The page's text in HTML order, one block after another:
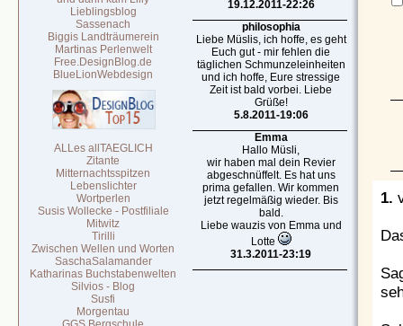
Lieblingsblog
Sassenach
Biggis Landträumerein
Martinas Perlenwelt
Free.DesignBlog.de
BlueLionWebdesign
ALLes allTAEGLICH
Zitante
Mitternachtsspitzen
Lebenslichter
Wortperlen
Susis Wollecke - Postfiliale
Mitwitz
Tirilli
Zwischen Wellen und Worten
SaschaSalamander
Katharinas Buchstabenwelten
Silvios - Blog
Susfi
Morgentau
19.12.2011-22:26
philosophia
Liebe Müslis, ich hoffe, es geht
Euch gut - mir fehlen die
täglichen Schmunzeleinheiten
und ich hoffe, Eure stressige
Zeit ist bald vorbei. Liebe
Grüße!
5.8.2011-19:06
Emma
Hallo Müsli,
wir haben mal dein Revier
abgeschnüffelt. Es hat uns
prima gefallen. Wir kommen
jetzt regelmäßig wieder. Bis
bald.
Liebe wauzis von Emma und
Lotte
31.3.2011-23:19
1.